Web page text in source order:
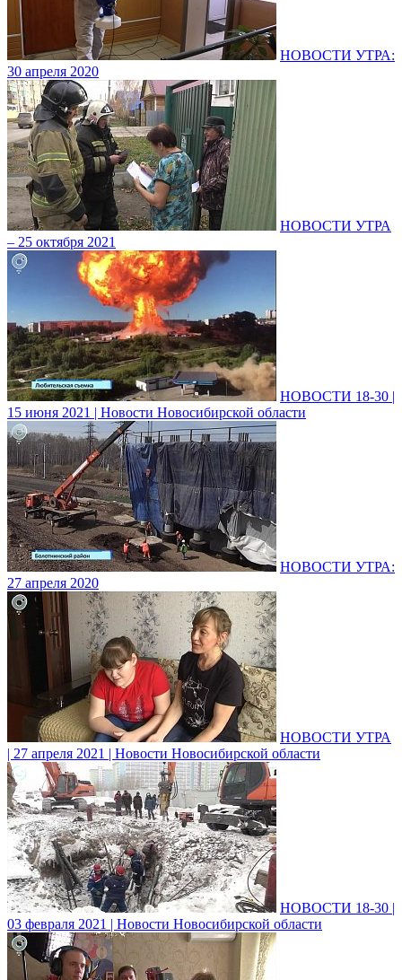
НОВОСТИ УТРА:
30 апреля 2020
НОВОСТИ УТРА
– 25 октября 2021
НОВОСТИ 18-30 |
15 июня 2021 | Новости Новосибирской области
НОВОСТИ УТРА:
27 апреля 2020
НОВОСТИ УТРА
| 27 апреля 2021 | Новости Новосибирской области
НОВОСТИ 18-30 |
03 февраля 2021 | Новости Новосибирской области